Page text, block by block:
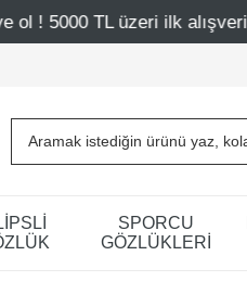
alışverişinde 500 TL indirim
SPORCU
GÖZLÜKLERİ